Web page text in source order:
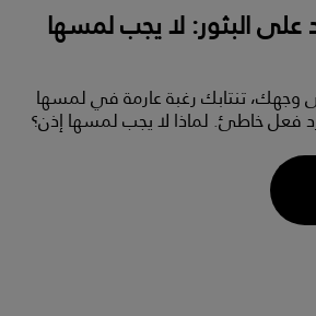
على البثور: لا يجب لمسها
وجهك، تنتابك رغبة عارمة في لمسها
فعل خاطئ. لماذا لا يجب لمسها إذن؟